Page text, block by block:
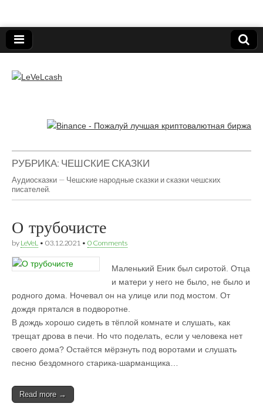
LeVeLcash
РУБРИКА: ЧЕШСКИЕ СКАЗКИ
Аудиосказки — Чешские народные сказки и сказки чешских
писателей.
О трубочисте
by LeVeL • 03.12.2021 • 0 Comments
Маленький Еник был сиротой. Отца
и матери у него не было, не было и
родного дома. Ночевал он на улице или под мостом. От
дождя прятался в подворотне.
В дождь хорошо сидеть в тёплой комнате и слушать, как
трещат дрова в печи. Но что поделать, если у человека нет
своего дома? Остаётся мёрзнуть под воротами и слушать
песню бездомного старика-шарманщика…
Read more →